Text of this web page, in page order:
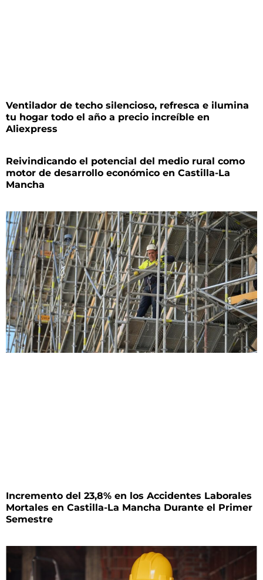
Ventilador de techo silencioso, refresca e ilumina
tu hogar todo el año a precio increíble en
Aliexpress
Reivindicando el potencial del medio rural como
motor de desarrollo económico en Castilla-La
Mancha
Incremento del 23,8% en los Accidentes Laborales
Mortales en Castilla-La Mancha Durante el Primer
Semestre